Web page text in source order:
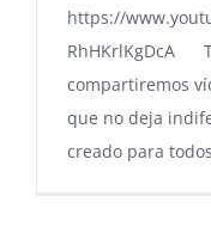
https://
RhHKrlKgDcA
compartiremos
que no deja
creado para